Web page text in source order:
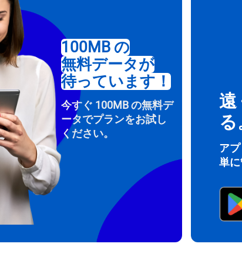
How do I get my
To get your eSIM, start by
Then, contact your mobile
provide you with a QR
in your device settings.
without needing a physical
100MB の
無料データが
待っています！
今すぐ 100MB の無料デ
ータでプランをお試し
ください。
遠
る
ア
単
ロ
アカウントにログイン